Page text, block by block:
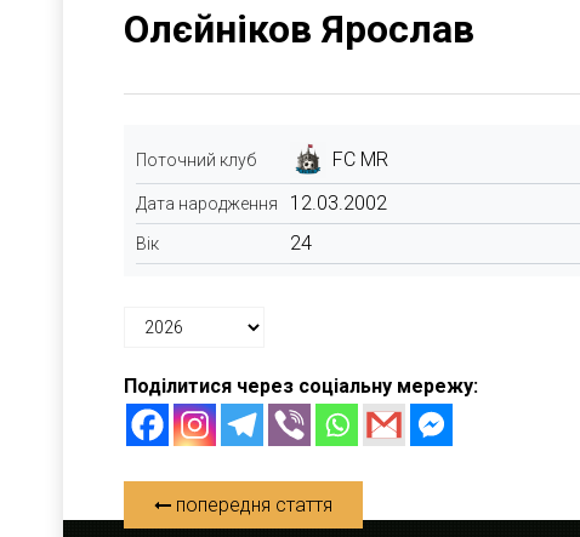
Олєйніков Ярослав
Поточний клуб FC MR
Дата народження 12.03.2002
Вік 24
Поділитися через соціальну мережу:
попередня стаття